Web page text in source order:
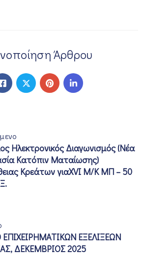
Άρθρου
Ηλεκτρονικός Διαγωνισμός (Νέα
Κατόπιν Ματαίωσης)
Κρεάτων γιαXVI Μ/Κ ΜΠ – 50
ΕΠΙΧΕΙΡΗΜΑΤΙΚΩΝ ΕΞΕΛΙΞΕΩΝ
ΔΕΚΕΜΒΡΙΟΣ 2025